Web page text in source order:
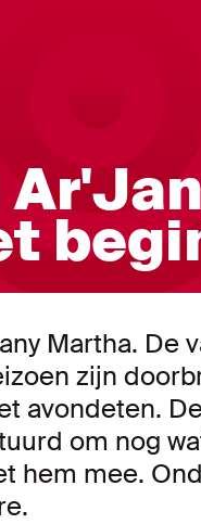
Martha. De
zijn
avondeten.
om nog
hem mee.